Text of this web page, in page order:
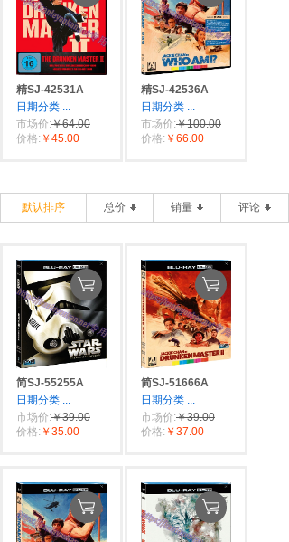
精SJ-42531A
日期分类 ...
市场价:￥64.00
价格: ￥45.00
精SJ-42536A
日期分类 ...
市场价:￥100.00
价格: ￥66.00
默认排序 总价 销量 评论
简SJ-55255A
日期分类 ...
市场价:￥39.00
价格: ￥35.00
简SJ-51666A
日期分类 ...
市场价:￥39.00
价格: ￥37.00